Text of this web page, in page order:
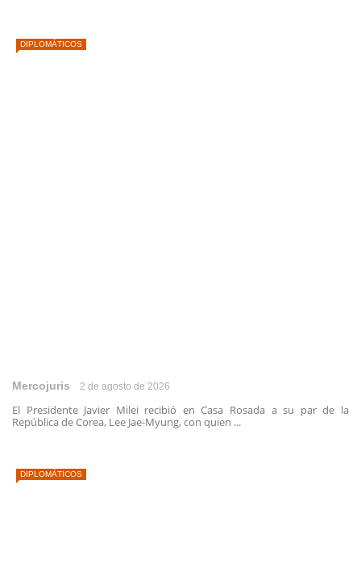
DIPLOMÁTICOS
Mercojuris 2 de agosto de 2026
El Presidente Javier Milei recibió en Casa Rosada a su par de la
República de Corea, Lee Jae-Myung, con quien ...
DIPLOMÁTICOS